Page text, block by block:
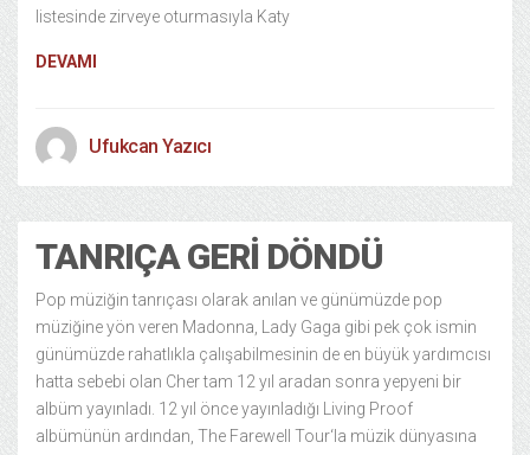
listesinde zirveye oturmasıyla Katy
DEVAMI
Ufukcan Yazıcı
TANRIÇA GERI DÖNDÜ
Pop müziğin tanrıçası olarak anılan ve günümüzde pop
müziğine yön veren Madonna, Lady Gaga gibi pek çok ismin
günümüzde rahatlıkla çalışabilmesinin de en büyük yardımcısı
hatta sebebi olan Cher tam 12 yıl aradan sonra yepyeni bir
albüm yayınladı. 12 yıl önce yayınladığı Living Proof
albümünün ardından, The Farewell Tour‘la müzik dünyasına